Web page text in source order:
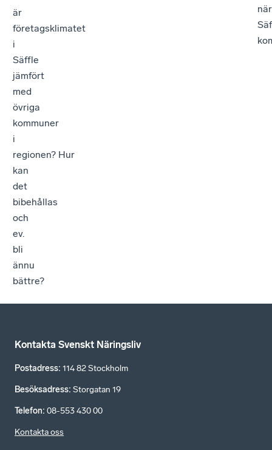
är
företagsklimatet
i
Säffle
jämfört
med
övriga
kommuner
i
regionen? Hur
kan
det
bibehållas
och
ev.
bli
ännu
bättre?
Kontakta Svenskt Näringsliv
Postadress: 114 82 Stockholm
Besöksadress: Storgatan 19
Telefon: 08-553 430 00
Kontakta oss